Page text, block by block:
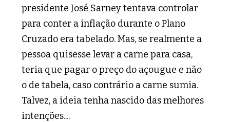
presidente José Sarney tentava controlar
para conter a inflação durante o Plano
Cruzado era tabelado. Mas, se realmente a
pessoa quisesse levar a carne para casa,
teria que pagar o preço do açougue e não
o de tabela, caso contrário a carne sumia.
Talvez, a ideia tenha nascido das melhores
intenções....